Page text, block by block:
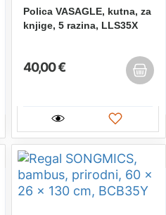
Polica VASAGLE, kutna, za
knjige, 5 razina, LLS35X
40,00 €